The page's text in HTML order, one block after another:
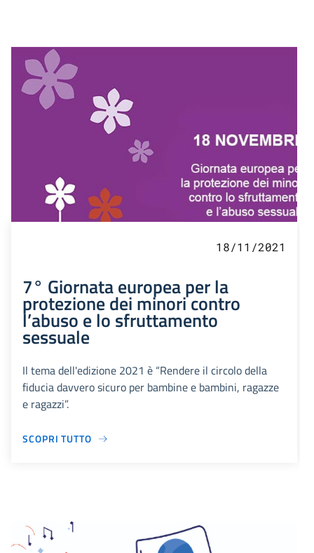
18/11/2021
7° Giornata europea per la
protezione dei minori contro
l’abuso e lo sfruttamento
sessuale
Il tema dell'edizione 2021 è “Rendere il circolo della
fiducia davvero sicuro per bambine e bambini, ragazze
e ragazzi”.
SCOPRI TUTTO